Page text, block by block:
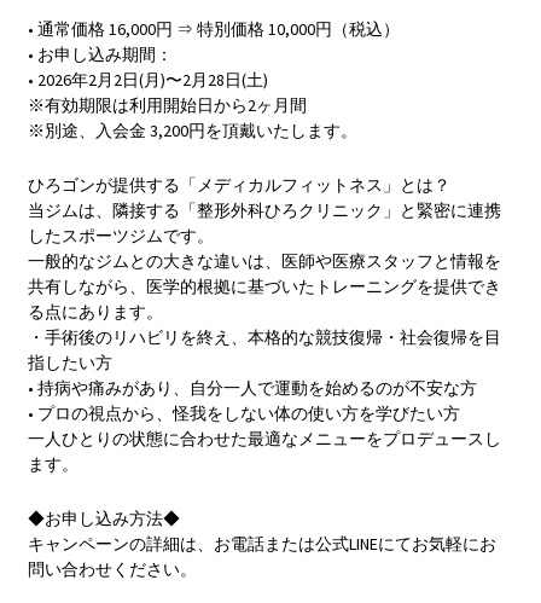
• 通常価格 16,000円 ⇒ 特別価格 10,000円（税込）
• お申し込み期間：
• 2026年2月2日(月)〜2月28日(土)
※有効期限は利用開始日から2ヶ月間
※別途、入会金 3,200円を頂戴いたします。
ひろゴンが提供する「メディカルフィットネス」とは？
当ジムは、隣接する「整形外科ひろクリニック」と緊密に連携
したスポーツジムです。
一般的なジムとの大きな違いは、医師や医療スタッフと情報を
共有しながら、医学的根拠に基づいたトレーニングを提供でき
る点にあります。
・手術後のリハビリを終え、本格的な競技復帰・社会復帰を目
指したい方
• 持病や痛みがあり、自分一人で運動を始めるのが不安な方
• プロの視点から、怪我をしない体の使い方を学びたい方
一人ひとりの状態に合わせた最適なメニューをプロデュースし
ます。
◆お申し込み方法◆
キャンペーンの詳細は、お電話または公式LINEにてお気軽にお
問い合わせください。